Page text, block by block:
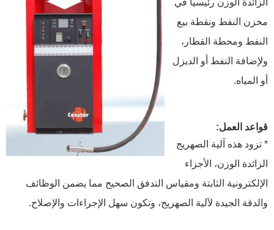
الزائدة الوزن رئيسيا في
مخزن النفط ونقطة بيع
النفط ومحطة القطار،
ولإضافة النفط أو الديزل
أو المياه.
قواعد العمل:
* تزود هذه آلية الصهريج
الزائدة الوزن، الأجزاء
الإلكترونية الثابتة ومقياس التدفق الصحيح مما يضمن الوظائف
والدقة الجيدة لآلية الصهريج، وتكون سهل الإجراءات والإصلاح.